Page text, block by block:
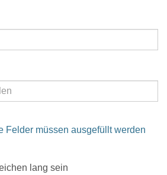
Felder müssen ausgefüllt werden
lang sein